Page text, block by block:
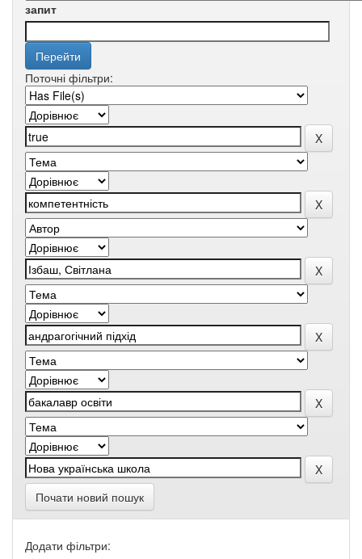
запит
Поточні фільтри:
Почати новий пошук
Додати фільтри: